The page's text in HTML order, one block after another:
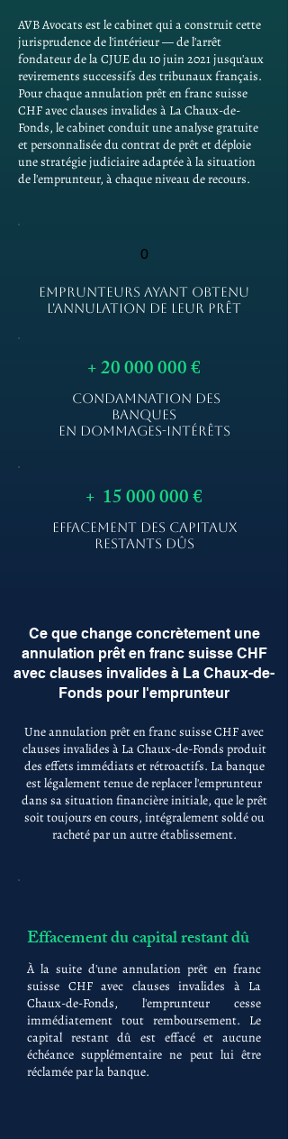
AVB Avocats est le cabinet qui a construit cette
jurisprudence de l'intérieur — de l'arrêt
fondateur de la CJUE du 10 juin 2021 jusqu'aux
revirements successifs des tribunaux français.
Pour chaque annulation prêt en franc suisse
CHF avec clauses invalides à La Chaux-de-
Fonds, le cabinet conduit une analyse gratuite
et personnalisée du contrat de prêt et déploie
une stratégie judiciaire adaptée à la situation
de l'emprunteur, à chaque niveau de recours.
0
EMPRUNTEURS AYANT OBTENU
L'ANNULATION DE LEUR PRÊT
+20 000 000€
CONDAMNATION DES
BANQUES
EN DOMMAGES-INTÉRÊTS
+ 15 000 000€
EFFACEMENT DES CAPITAUX
RESTANTS DÛS
Ce que change concrètement une
annulation prêt en franc suisse CHF
avec clauses invalides à La Chaux-de-
Fonds pour l'emprunteur
Une annulation prêt en franc suisse CHF avec
clauses invalides à La Chaux-de-Fonds produit
des effets immédiats et rétroactifs. La banque
est légalement tenue de replacer l'emprunteur
dans sa situation financière initiale, que le prêt
soit toujours en cours, intégralement soldé ou
racheté par un autre établissement.
Effacement du capital restant dû
À la suite d'une annulation prêt en franc
suisse CHF avec clauses invalides à La
Chaux-de-Fonds, l'emprunteur cesse
immédiatement tout remboursement. Le
capital restant dû est effacé et aucune
échéance supplémentaire ne peut lui être
réclamée par la banque.